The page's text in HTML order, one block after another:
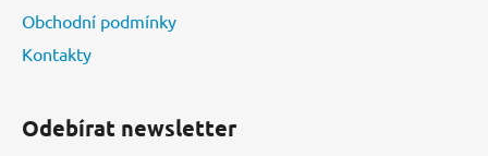
Obchodní podmínky
Kontakty
Odebírat newsletter